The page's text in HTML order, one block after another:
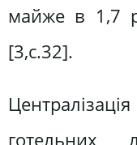
майже в 1,7
[3,с.32].